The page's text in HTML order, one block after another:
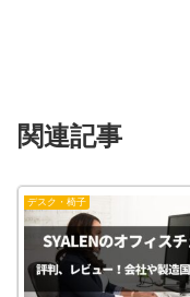
関連記事
デスク・椅子